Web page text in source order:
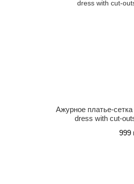
Ажурное платье-
dress with cut-
999